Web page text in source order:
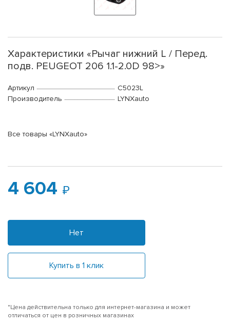
Характеристики «Рычаг нижний L / Перед.
подв. PEUGEOT 206 1.1-2.0D 98>»
Артикул
C5023L
Производитель
LYNXauto
Все товары «LYNXauto»
4 604
Нет
Купить в 1 клик
*Цена действительна только для интернет-магазина и может
отличаться от цен в розничных магазинах